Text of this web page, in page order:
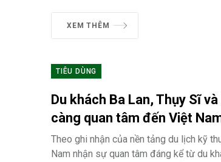
XEM THÊM
TIÊU DÙNG
Du khách Ba Lan, Thụy Sĩ
càng quan tâm đến Việt
Theo ghi nhận của nền tảng du lịch kỹ
Nam nhận sự quan tâm đáng kể từ du